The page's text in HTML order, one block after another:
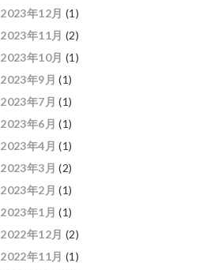
2023年12月 (1)
2023年11月 (2)
2023年10月 (1)
2023年9月 (1)
2023年7月 (1)
2023年6月 (1)
2023年4月 (1)
2023年3月 (2)
2023年2月 (1)
2023年1月 (1)
2022年12月 (2)
2022年11月 (1)